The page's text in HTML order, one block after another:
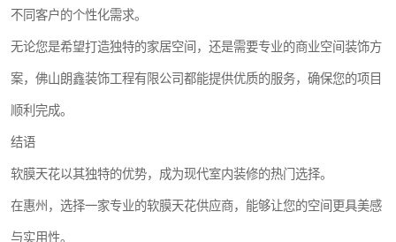
不同客户的个性化需求。
无论您是希望打造独特的家居空间，还是需要专业的商业空间装饰方
案，佛山朗鑫装饰工程有限公司都能提供优质的服务，确保您的项目
顺利完成。
结语
软膜天花以其独特的优势，成为现代室内装修的热门选择。
在惠州，选择一家专业的软膜天花供应商，能够让您的空间更具美感
与实用性。